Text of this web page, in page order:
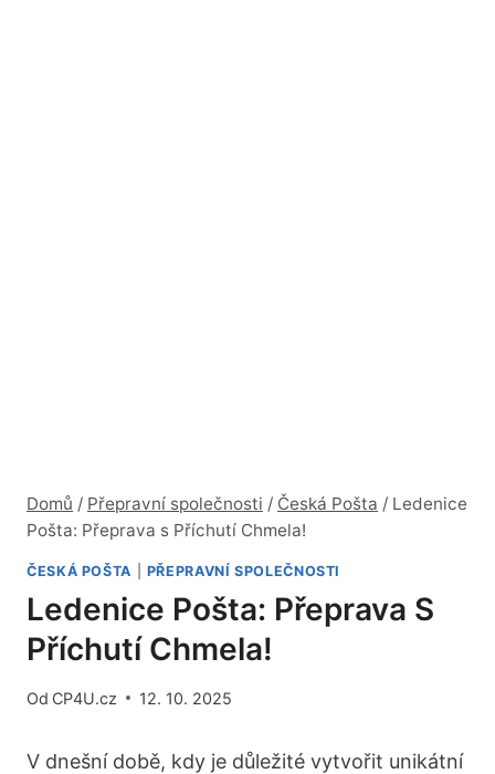
Domů / Přepravní společnosti / Česká Pošta / Ledenice
Pošta: Přeprava s Příchutí Chmela!
ČESKÁ POŠTA PŘEPRAVNÍ SPOLEČNOSTI
Ledenice Pošta: Přeprava S
Příchutí Chmela!
Od CP4U.cz 12. 10. 2025
V dnešní době, kdy je důležité vytvořit unikátní